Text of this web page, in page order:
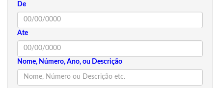
De
Ate
Nome, Número, Ano, ou Descrição